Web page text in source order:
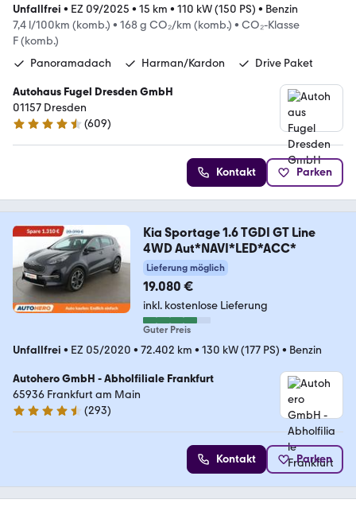
Unfallfrei • EZ 09/2025 • 15 km • 110 kW (150 PS) • Benzin
7,4 l/100km (komb.) • 168 g CO₂/km (komb.) • CO₂-Klasse
F (komb.)
Panoramadach
Harman/Kardon Drive Paket
Autohaus Fugel Dresden GmbH
01157 Dresden
4.6 Sterne
(609)
Kontakt Parken
Kia Sportage 1.6 TGDI GT Line
4WD Aut*NAVI*LED*ACC*
Lieferung möglich
19.080 €
inkl. kostenlose Lieferung
Guter Preis
Unfallfrei • EZ 05/2020 • 72.402 km • 130 kW (177 PS) • Benzin
Autohero GmbH - Abholfiliale Frankfurt
65936 Frankfurt am Main
4.6 Sterne
(293)
Kontakt Parken